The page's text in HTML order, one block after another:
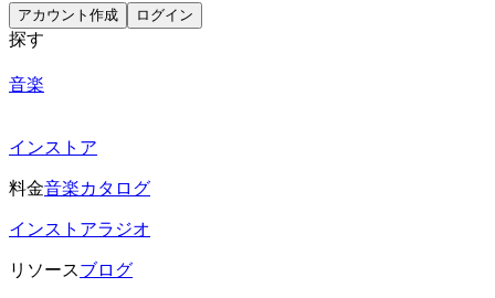
アカウント作成 ログイン
探す
音楽
インストア
料金音楽カタログ
インストアラジオ
リソースブログ